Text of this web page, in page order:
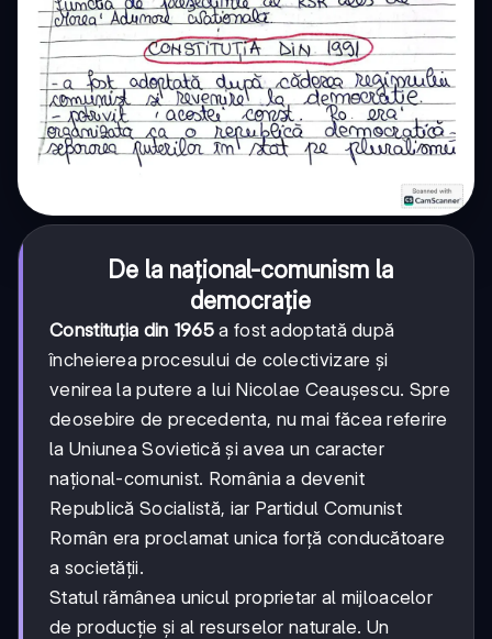
De la național-comunism la
democrație
Constituția din 1965 a fost adoptată după
încheierea procesului de colectivizare și
venirea la putere a lui Nicolae Ceaușescu. Spre
deosebire de precedenta, nu mai făcea referire
la Uniunea Sovietică și avea un caracter
național-comunist. România a devenit
Republică Socialistă, iar Partidul Comunist
Român era proclamat unica forță conducătoare
a societății.
Statul rămânea unicul proprietar al mijloacelor
de producție și al resurselor naturale. Un